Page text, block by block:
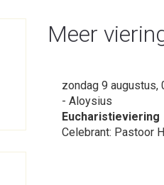
Meer
zondag 9 augustus,
- Aloysius
Eucharistieviering
Celebrant: Pastoor